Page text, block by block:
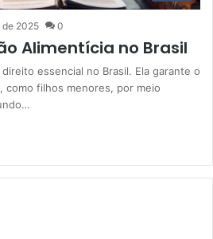
2025 0
Alimentícia no Brasil
essencial no Brasil. Ela garante o
filhos menores, por meio